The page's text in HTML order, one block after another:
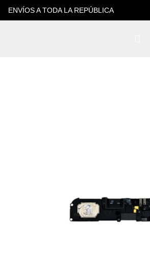
ENVÍOS A TODA LA REPÚBLICA